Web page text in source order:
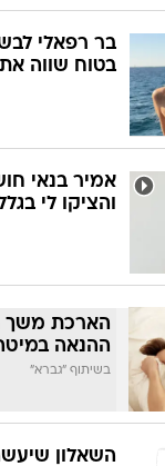
בר רפאלי
בטוח שווה
אמיר בנאי
והציקו לי
הארכת משך
ההנאה
בשיתוף "גברא"
השאלון